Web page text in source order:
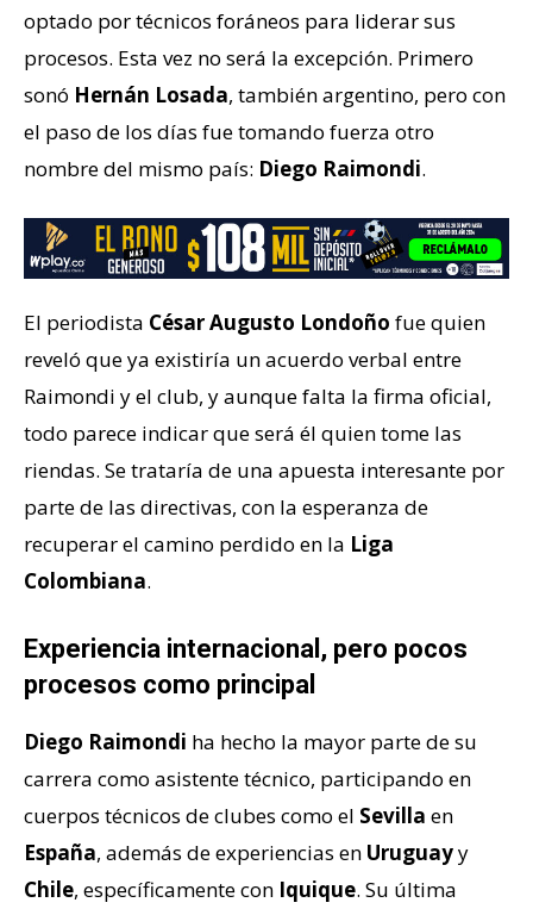
optado por técnicos foráneos para liderar sus
procesos. Esta vez no será la excepción. Primero
sonó Hernán Losada, también argentino, pero con
el paso de los días fue tomando fuerza otro
nombre del mismo país: Diego Raimondi.
El periodista César Augusto Londoño fue quien
reveló que ya existiría un acuerdo verbal entre
Raimondi y el club, y aunque falta la firma oficial,
todo parece indicar que será él quien tome las
riendas. Se trataría de una apuesta interesante por
parte de las directivas, con la esperanza de
recuperar el camino perdido en la Liga
Colombiana.
Experiencia internacional, pero pocos
procesos como principal
Diego Raimondi ha hecho la mayor parte de su
carrera como asistente técnico, participando en
cuerpos técnicos de clubes como el Sevilla en
España, además de experiencias en Uruguayy
Chile, específicamente con Iquique. Su última